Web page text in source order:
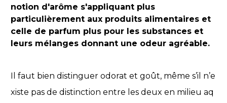
notion d'arôme s'appliquant plus
particulièrement aux produits alimentaires et
celle de parfum plus pour les substances et
leurs mélanges donnant une odeur agréable.
Il faut bien distinguer odorat et goût, même s’il n’e
xiste pas de distinction entre les deux en milieu aq